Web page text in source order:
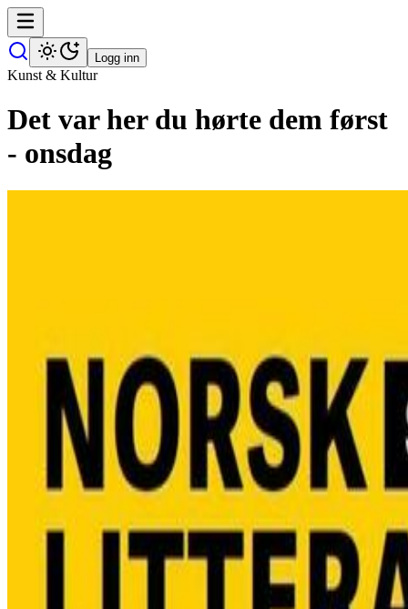
Logg inn
Kunst & Kultur
Det var her du hørte dem først
- onsdag